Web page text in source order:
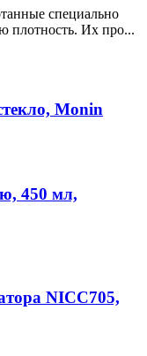
спе­ци­аль­но
плот­ность. Их про...
Monin
450 мл,
NICC705,